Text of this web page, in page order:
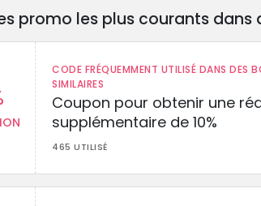
promo les plus courants dans
CODE FRÉQUEMMENT UTILISÉ DANS DES
SIMILAIRES
Coupon pour obtenir une
supplémentaire de 10%
465 UTILISÉ